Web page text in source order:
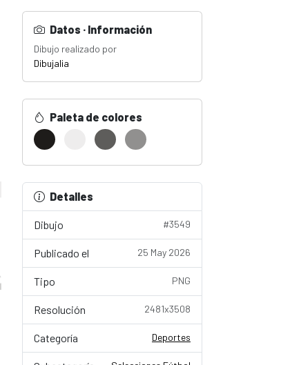
Datos · Información
Dibujo realizado por
Dibujalia
Paleta de colores
Detalles
Dibujo #3549
Publicado el 25 May 2026
Tipo PNG
Resolución 2481x3508
Categoría Deportes